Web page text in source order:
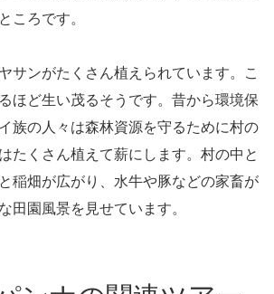
ころです。
サンがたくさん植えられています。こ
ほど生い茂るそうです。昔から環境保
族の人々は森林資源を守るために村の
たくさん植えて薪にします。村の中と
稲畑が広がり、水牛や豚などの家畜が
田園風景を見せています。